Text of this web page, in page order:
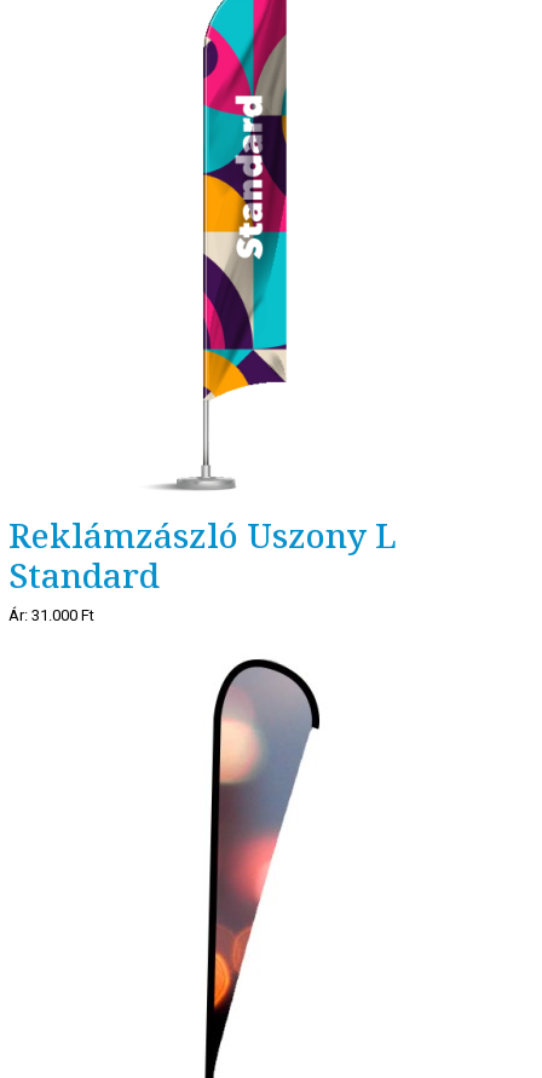
Reklámzászló Uszony L
Standard
Ár: 31.000 Ft